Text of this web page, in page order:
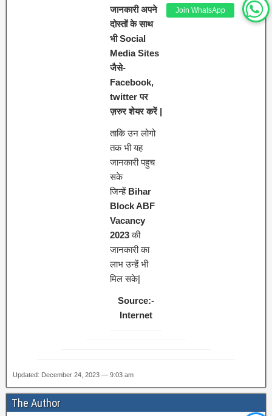
Join WhatsApp
जानकारी अपने
दोस्तों के साथ
भी Social
Media Sites
जैसे-
Facebook,
twitter पर
ज़रुर शेयर करें |
ताकि उन लोगो
तक भी यह
जानकारी पहुच
सके
जिन्हें Bihar
Block ABF
Vacancy
2023की
जानकारी का
लाभ उन्हें भी
मिल सके|
Source:-
Internet
Updated: December 24, 2023 — 9:03 am
The Author